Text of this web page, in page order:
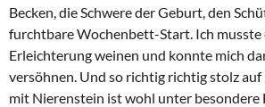
Becken, die Schwere der Geburt, den
furchtbare Wochenbett-Start. Ich musste
Erleichterung weinen und konnte mich
versöhnen. Und so richtig richtig stolz
mit Nierenstein ist wohl unter besondere